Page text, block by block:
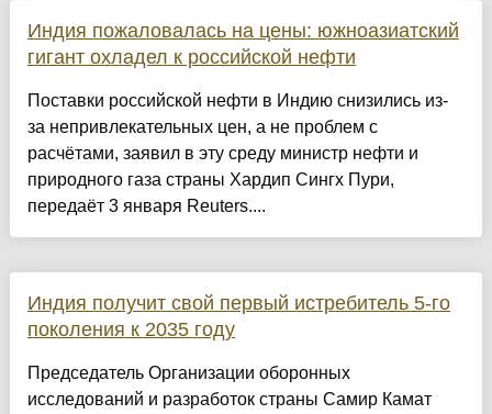
Индия пожаловалась на цены: южноазиатский
гигант охладел к российской нефти
Поставки российской нефти в Индию снизились из-
за непривлекательных цен, а не проблем с
расчëтами, заявил в эту среду министр нефти и
природного газа страны Хардип Сингх Пури,
передаëт 3 января Reuters....
Индия получит свой первый истребитель 5-го
поколения к 2035 году
Председатель Организации оборонных
исследований и разработок страны Самир Камат